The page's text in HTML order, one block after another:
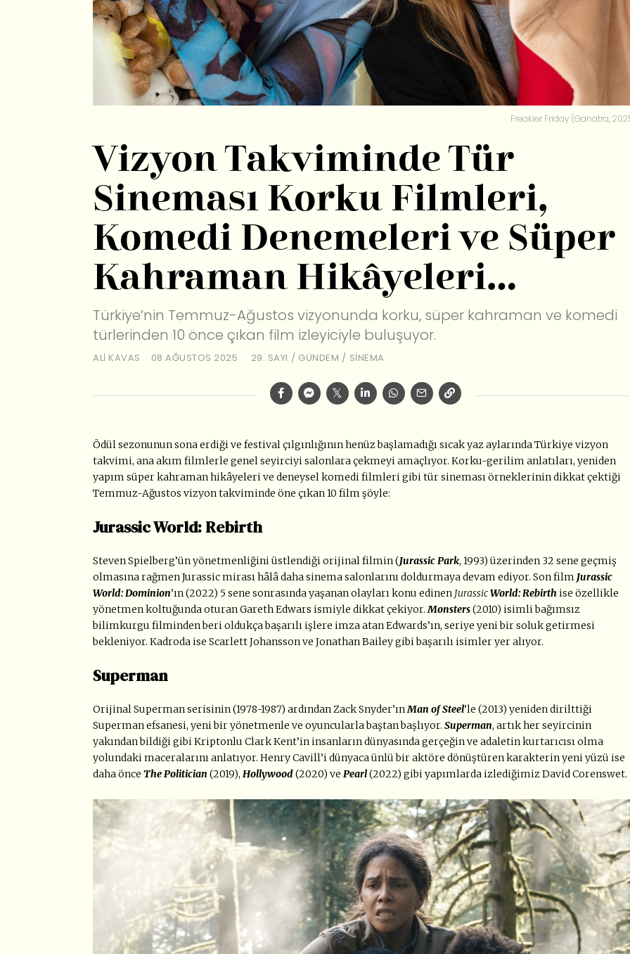
Freakier Friday (Ganatra,
Vizyon Takviminde Tür
Sineması Korku Filmleri,
Komedi Denemeleri ve Süper
Kahraman Hikâyeleri…
Türkiye’nin Temmuz-Ağustos vizyonunda korku, süper kahraman ve komedi
türlerinden 10 önce çıkan film izleyiciyle buluşuyor.
ALI KAVAS 08 AĞUSTOS 2025 29. SAYI / GÜNDEM / SINEMA
Ödül sezonunun sona erdiği ve festival çılgınlığının henüz başlamadığı sıcak yaz aylarında Türkiye vizyon
takvimi, ana akım filmlerle genel seyirciyi salonlara çekmeyi amaçlıyor. Korku-gerilim anlatıları, yeniden
yapım süper kahraman hikâyeleri ve deneysel komedi filmleri gibi tür sineması örneklerinin dikkat çektiği
Temmuz-Ağustos vizyon takviminde öne çıkan 10 film şöyle:
Jurassic World: Rebirth
Steven Spielberg’ün yönetmenliğini üstlendiği orijinal filmin (Jurassic Park, 1993) üzerinden 32 sene geçmiş
olmasına rağmen Jurassic mirası hâlâ daha sinema salonlarını doldurmaya devam ediyor. Son film Jurassic
World: Dominion’ın (2022) 5 sene sonrasında yaşanan olayları konu edinen JurassicWorld: Rebirth ise özellikle
yönetmen koltuğunda oturan Gareth Edwars ismiyle dikkat çekiyor.Monsters(2010) isimli bağımsız
bilimkurgu filminden beri oldukça başarılı işlere imza atan Edwards’ın, seriye yeni bir soluk getirmesi
bekleniyor. Kadroda ise Scarlett Johansson ve Jonathan Bailey gibi başarılı isimler yer alıyor.
Superman
Orijinal Superman serisinin (1978-1987) ardından Zack Snyder’ınMan of Steel’le (2013) yeniden dirilttiği
Superman efsanesi, yeni bir yönetmenle ve oyuncularla baştan başlıyor. Superman, artık her seyircinin
yakından bildiği gibi Kriptonlu Clark Kent’in insanların dünyasında gerçeğin ve adaletin kurtarıcısı olma
yolundaki maceralarını anlatıyor. Henry Cavill’i dünyaca ünlü bir aktöre dönüştüren karakterin yeni yüzü ise
daha önce The Politician (2019), Hollywood(2020) ve Pearl(2022) gibi yapımlarda izlediğimiz David Corenswet.